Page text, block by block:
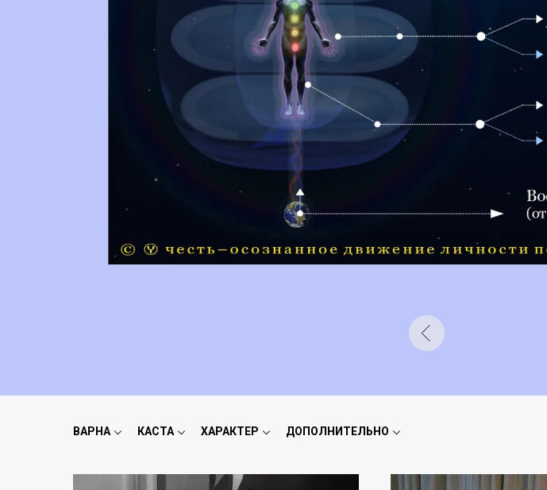
ВАРНА КАСТА ХАРАКТЕР ДОПОЛНИТЕЛЬНО